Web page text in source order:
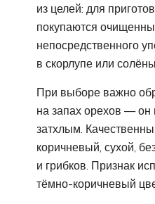
из целей: для
покупаются
непосредственного
в скорлупе или
При выборе важно
на запах орехов —
затхлым.
коричневый, сухой,
и грибков. Признак
тёмно-коричневый